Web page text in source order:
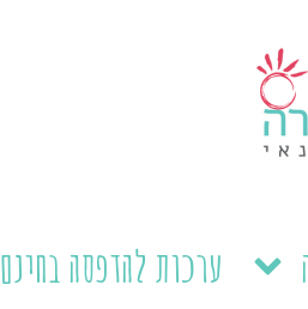
ערכות להדפסה בחינם